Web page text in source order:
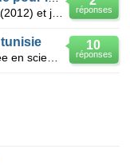
réponses
10
réponses